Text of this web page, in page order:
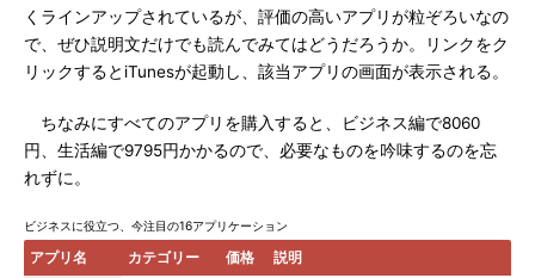
くラインアップされているが、評価の高いアプリが粒ぞろいなの
で、ぜひ説明文だけでも読んでみてはどうだろうか。リンクをク
リックするとiTunesが起動し、該当アプリの画面が表示される。
ちなみにすべてのアプリを購入すると、ビジネス編で8060
円、生活編で9795円かかるので、必要なものを吟味するのを忘
れずに。
ビジネスに役立つ、今注目の16アプリケーション
アプリ名 カテゴリー 価格 説明